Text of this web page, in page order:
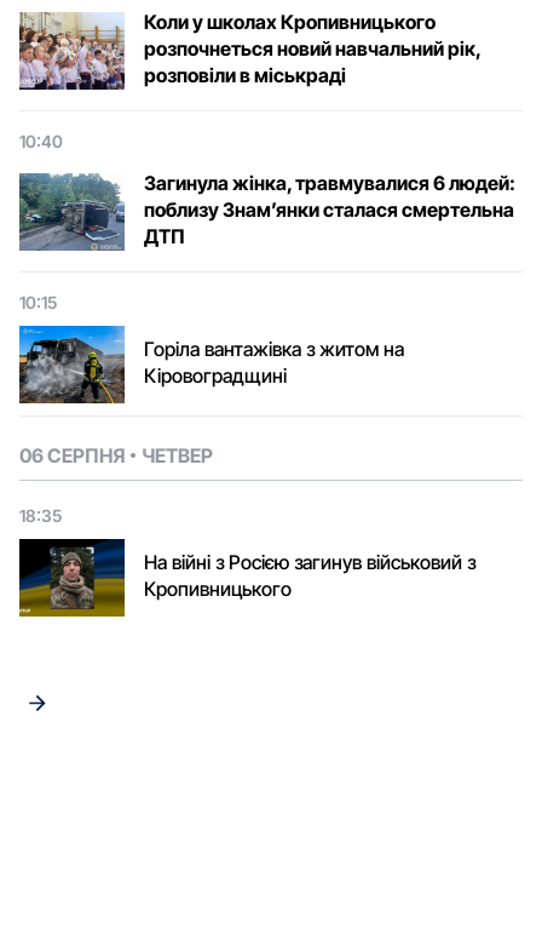
Коли у школах Кропивницького
розпочнеться новий навчальний рік,
розповіли в міськраді
10:40
Загинула жінка, травмувалися 6 людей:
поблизу Знам’янки сталася смертельна
ДТП
10:15
Горіла вантажівка з житом на
Кіровоградщині
06 СЕРПНЯ ЧЕТВЕР
18:35
На війні з Росією загинув військовий з
Кропивницького